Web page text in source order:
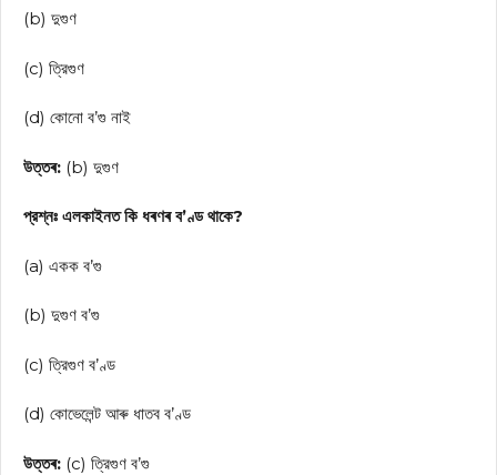
(b) দুগুণ
(c) ত্রিগুণ
(d) কোনো ব’গু নাই
উত্তৰ: (b) দুগুণ
প্রশ্নঃ এলকাইনত কি ধৰণৰ ব’ণ্ড থাকে?
(a) একক ব’গু
(b) দুগুণ ব’গু
(c) ত্রিগুণ ব’ণ্ড
(d) কোভেলেন্ট আৰু ধাতব ব’ণ্ড
উত্তৰ: (c) ত্রিগুণ ব’গু